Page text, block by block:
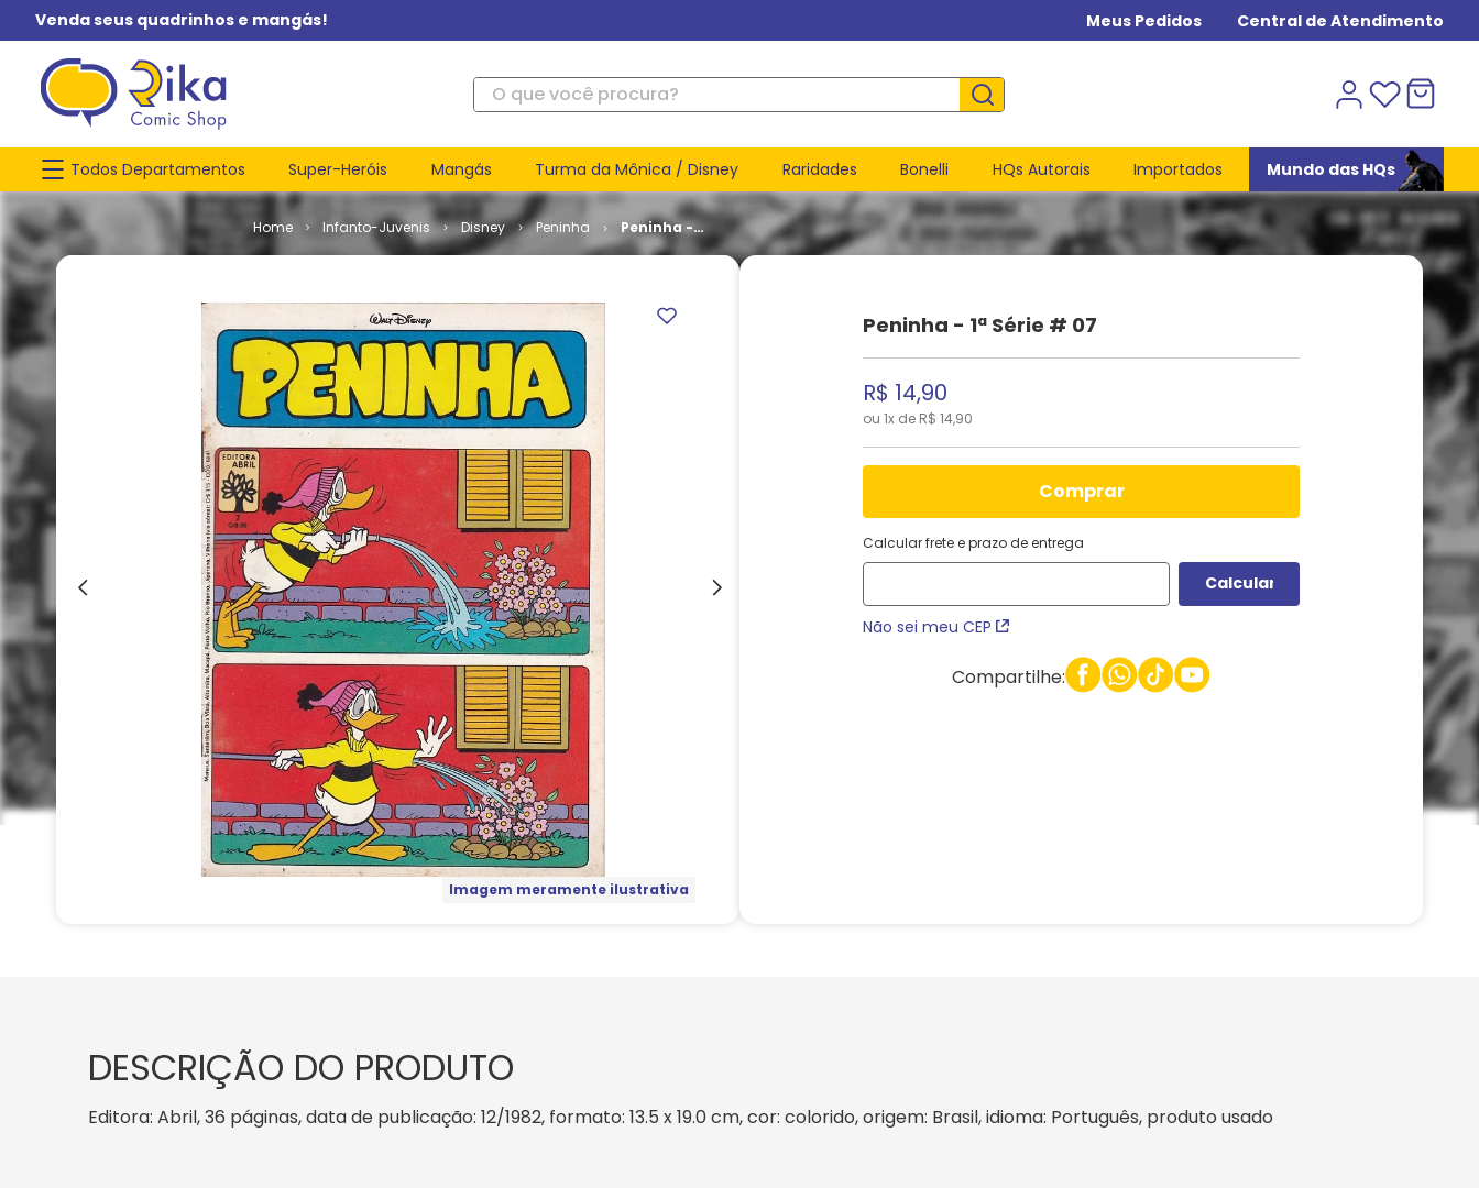
Venda seus quadrinhos e mangás! Meus Pedidos Central de Atendimento
O que você procura?
Todos Departamentos Super-Heróis Mangás Turma da Mônica / Disney Raridades Bonelli HQs Autorais Importados Mundo das HQs
Infanto-Juvenis Disney Peninha
Peninha -
1ª Série #
Imagem meramente ilustrativa
Peninha - 1ª Série # 07
R$ 14,90
ou 1x de R$ 14,90
comprar
Calcular frete e prazo de entrega
Não sei meu CEP
Compartilhe:
DESCRIÇÃO DO PRODUTO
Editora: Abril, 36 páginas, data de publicação: 12/1982, formato: 13.5 x 19.0 cm, cor: colorido, origem: Brasil, idioma: Português, produto usado